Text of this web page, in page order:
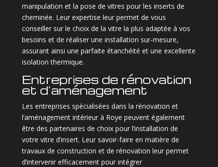
manipulation et la pose de vitres pour les inserts de
cheminée. Leur expertise leur permet de vous
conseiller sur le choix de la vitre la plus adaptée à vos
besoins et de réaliser une installation sur-mesure,
assurant ainsi une parfaite étanchéité et une excellente
isolation thermique.
Entreprises de rénovation
et d’aménagement
Les entreprises spécialisées dans la rénovation et
l’aménagement intérieur à Roye peuvent également
être des partenaires de choix pour l’installation de
votre vitre d’insert. Leur savoir-faire en matière de
travaux de construction et de rénovation leur permet
d’intervenir efficacement pour intégrer